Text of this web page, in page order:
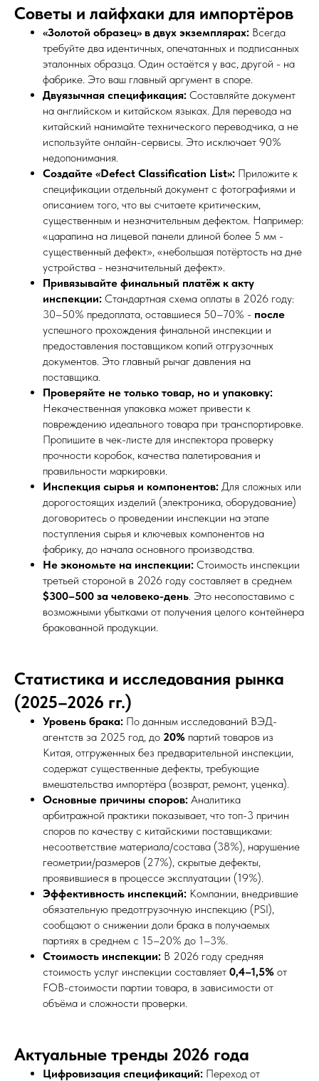
Советы и лайфхаки для импортёров
«Золотой образец» в двух экземплярах: Всегда
требуйте два идентичных, опечатанных и подписанных
эталонных образца. Один остаётся у вас, другой - на
фабрике. Это ваш главный аргумент в споре.
Двуязычная спецификация: Составляйте документ
на английском и китайском языках. Для перевода на
китайский нанимайте технического переводчика, а не
используйте онлайн-сервисы. Это исключает 90%
недопонимания.
Создайте «Defect Classification List»: Приложите к
спецификации отдельный документ с фотографиями и
описанием того, что вы считаете критическим,
существенным и незначительным дефектом. Например:
«царапина на лицевой панели длиной более 5 мм -
существенный дефект», «небольшая потёртость на дне
устройства - незначительный дефект».
Привязывайте финальный платёж к акту
инспекции: Стандартная схема оплаты в 2026 году:
30–50% предоплата, оставшиеся 50–70% - после
успешного прохождения финальной инспекции и
предоставления поставщиком копий отгрузочных
документов. Это главный рычаг давления на
поставщика.
Проверяйте не только товар, но и упаковку:
Некачественная упаковка может привести к
повреждению идеального товара при транспортировке.
Пропишите в чек-листе для инспектора проверку
прочности коробок, качества палетирования и
правильности маркировки.
Инспекция сырья и компонентов: Для сложных или
дорогостоящих изделий (электроника, оборудование)
договоритесь о проведении инспекции на этапе
поступления сырья и ключевых компонентов на
фабрику, до начала основного производства.
Не экономьте на инспекции: Стоимость инспекции
третьей стороной в 2026 году составляет в среднем
$300–500 за человеко-день . Это несопоставимо с
возможными убытками от получения целого контейнера
бракованной продукции.
Статистика и исследования рынка
(2025–2026 гг.)
Уровень брака: По данным исследований ВЭД-
агентств за 2025 год, до 20% партий товаров из
Китая, отгруженных без предварительной инспекции,
содержат существенные дефекты, требующие
вмешательства импортёра (возврат, ремонт, уценка).
Основные причины споров: Аналитика
арбитражной практики показывает, что топ-3 причин
споров по качеству с китайскими поставщиками:
несоответствие материала/состава (38%), нарушение
геометрии/размеров (27%), скрытые дефекты,
проявившиеся в процессе эксплуатации (19%).
Эффективность инспекций: Компании, внедрившие
обязательную предотгрузочную инспекцию (PSI),
сообщают о снижении доли брака в получаемых
партиях в среднем с 15–20% до 1–3%.
Стоимость инспекции: В 2026 году средняя
стоимость услуг инспекции составляет 0,4–1,5% от
FOB-стоимости партии товара, в зависимости от
объёма и сложности проверки.
Актуальные тренды 2026 года
Цифровизация спецификаций: Переход от